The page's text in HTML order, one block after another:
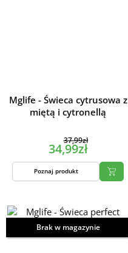
Mglife - Świeca cytrusowa z
miętą i cytronellą
37,99zł
34,99zł
Poznaj produkt
Brak w magazynie